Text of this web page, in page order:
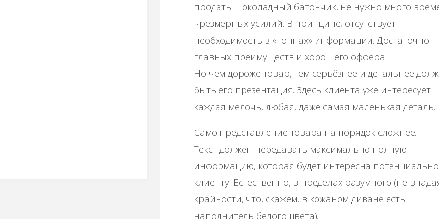
продать шоколадный батончик, не нужно много
чрезмерных усилий. В принципе, отсутствует
необходимость в «тоннах» информации. Достаточно
главных преимуществ и хорошего оффера.
Но чем дороже товар, тем серьёзнее и детальнее
быть его презентация. Здесь клиента уже интересует
каждая мелочь, любая, даже самая маленькая деталь.
Само представление товара на порядок сложнее.
Текст должен передавать максимально полную
информацию, которая будет интересна
клиенту. Естественно, в пределах разумного (не
крайности, что, скажем, в кожаном диване есть
наполнитель белого цвета).